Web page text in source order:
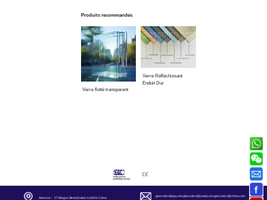
Produits recommandés
Verre flotté transparent
Verre Réfléchissant
Enduit Dur
Adresse： 27 Mingze Street,Dalian 116001 China
glassofcn@qq.com glassofcn@ymail.com glassofcn@china.com